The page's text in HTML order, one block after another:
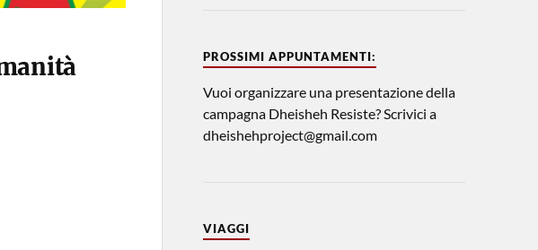
PROSSIMI APPUNTAMENTI:
Vuoi organizzare una presentazione della
campagna Dheisheh Resiste? Scrivici a
dheishehproject@gmail.com
VIAGGI